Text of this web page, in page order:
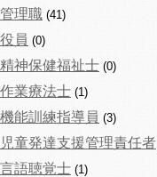
管理職 (41)
役員 (0)
精神保健福祉士 (0)
作業療法士 (1)
機能訓練指導員 (3)
児童発達支援管理責任者
言語聴覚士 (1)